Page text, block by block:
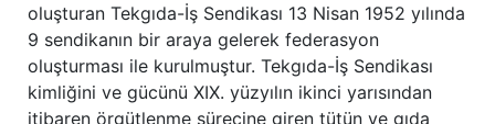
oluşturan Tekgıda-İş Sendikası 13 Nisan 1952 yılında
9 sendikanın bir araya gelerek federasyon
oluşturması ile kurulmuştur. Tekgıda-İş Sendikası
kimliğini ve gücünü XIX. yüzyılın ikinci yarısından
itibaren örgütlenme sürecine giren tütün ve gıda